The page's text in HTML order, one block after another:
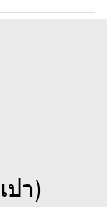
ปา)